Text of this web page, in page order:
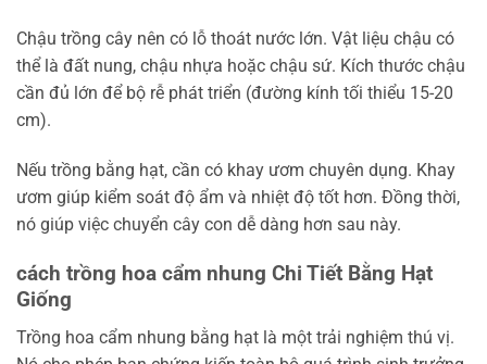
Chậu trồng cây nên có lỗ thoát nước lớn. Vật liệu chậu có
thể là đất nung, chậu nhựa hoặc chậu sứ. Kích thước chậu
cần đủ lớn để bộ rễ phát triển (đường kính tối thiểu 15-20
cm).
Nếu trồng bằng hạt, cần có khay ươm chuyên dụng. Khay
ươm giúp kiểm soát độ ẩm và nhiệt độ tốt hơn. Đồng thời,
nó giúp việc chuyển cây con dễ dàng hơn sau này.
cách trồng hoa cẩm nhung Chi Tiết Bằng Hạt
Giống
Trồng hoa cẩm nhung bằng hạt là một trải nghiệm thú vị.